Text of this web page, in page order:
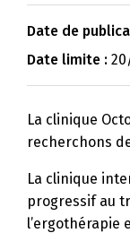
Date de
Date limite :
La clinique
recherchons
La clinique
progressif au
l’ergothérapie